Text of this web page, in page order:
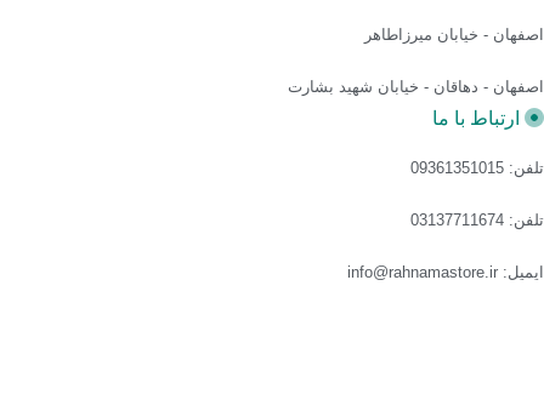
اصفهان - خیابان میرزاطاهر
اصفهان - دهاقان - خیابان شهید بشارت
ارتباط با ما
تلفن: 09361351015
تلفن: 03137711674
ایمیل: info@rahnamastore.ir